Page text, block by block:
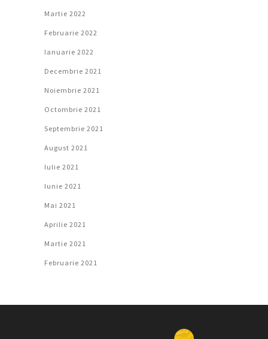
Martie 2022
Februarie 2022
Ianuarie 2022
Decembrie 2021
Noiembrie 2021
Octombrie 2021
Septembrie 2021
August 2021
Iulie 2021
Iunie 2021
Mai 2021
Aprilie 2021
Martie 2021
Februarie 2021